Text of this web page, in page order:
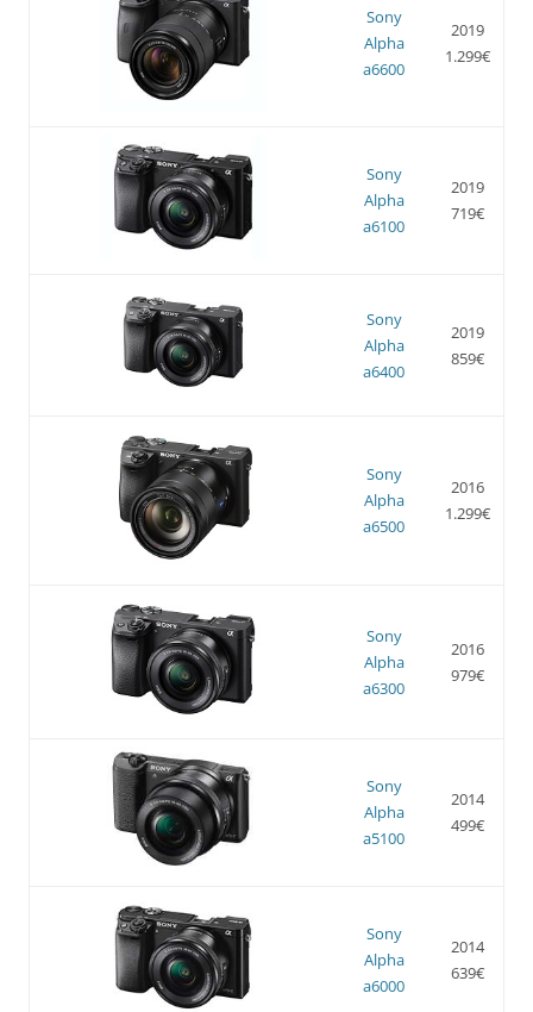
Sony
Alpha
a6600
2019
1.299€
Sony
Alpha
a6100
2019
719€
Sony
Alpha
a6400
2019
859€
Sony
Alpha
a6500
2016
1.299€
Sony
Alpha
a6300
2016
979€
Sony
Alpha
a5100
2014
499€
Sony
Alpha
a6000
2014
639€